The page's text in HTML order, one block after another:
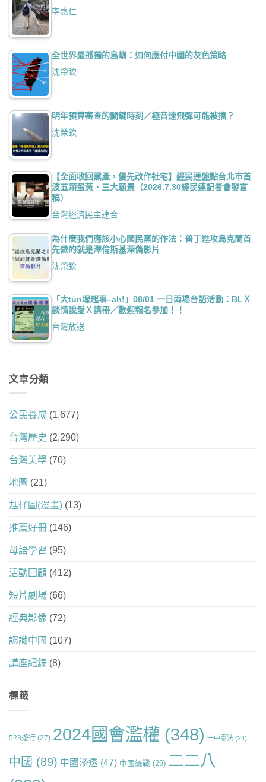
李惠仁
全世界最孤獨的島嶼：如何應付中國的灰色策略
沈榮欽
明年預算審查的關鍵時刻／極音速飛彈可能被擋？
沈榮欽
【全面收回黨產，優先改作社宅】經民連盤點台北市首
波五顆蛋黃、三大願景（2026.7.30經民連記者會發言
稿）
台灣經濟民主連合
為什麼我們應該小心國民黨的作法：普丁進攻烏克蘭首
先做的就是澤倫斯基深偽影片
沈榮欽
「大tūn埕起事–ah!」08/01 一日兩場台語活動：BLＸ
談情說愛Ｘ講冊／歡迎報名參加！！
台灣放送
文章分類
公民養成 (1,677)
台灣歷史 (2,290)
台灣美學 (70)
地圖 (21)
尪仔圖(漫畫) (13)
推薦好冊 (146)
母語學習 (95)
活動回顧 (412)
短片劇場 (66)
經典影像 (72)
認識中國 (107)
講座紀錄 (8)
標籤
523遊行 (27) 2024國會濫權 (348) 一中憲法 (24)
中國 (89) 中國滲透 (47) 中國統戰 (29) 二二八